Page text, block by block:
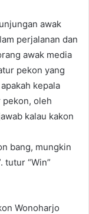
awak
perjalanan dan
awak media
pekon yang
kepala
pekon, oleh
kalau kakon
bang, mungkin
tutur “Win”
Wonoharjo